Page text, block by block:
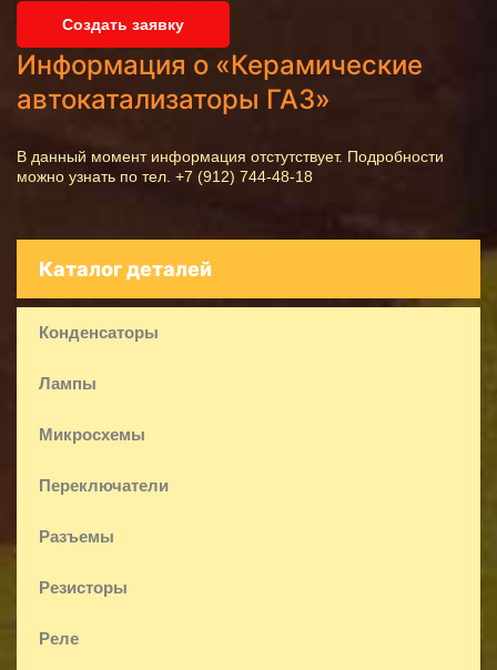
Создать заявку
Информация о «Керамические
автокатализаторы ГАЗ»
В данный момент информация отстутствует. Подробности
можно узнать по тел. +7 (912) 744-48-18
Каталог деталей
Конденсаторы
Лампы
Микросхемы
Переключатели
Разъемы
Резисторы
Реле